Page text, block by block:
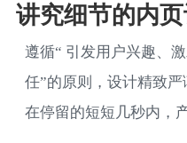
讲究细节的内
遵循“ 引发用户兴趣、
任”的原则，设计精致
在停留的短短几秒内，